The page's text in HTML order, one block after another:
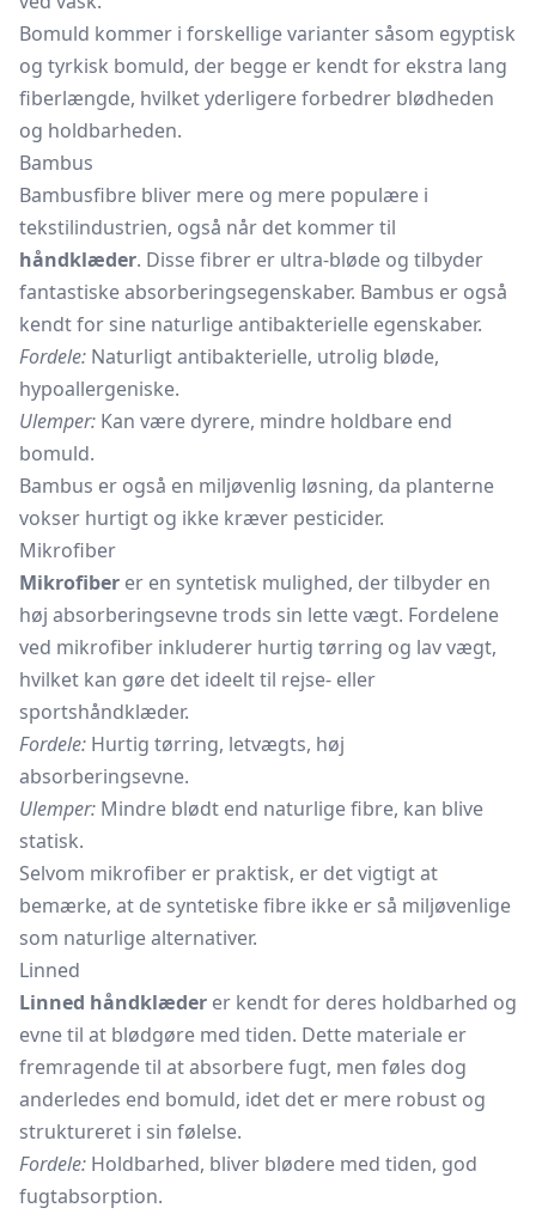
Bomuld kommer i forskellige varianter såsom egyptisk
og tyrkisk bomuld, der begge er kendt for ekstra lang
fiberlængde, hvilket yderligere forbedrer blødheden
og holdbarheden.
Bambus
Bambusfibre bliver mere og mere populære i
tekstilindustrien, også når det kommer til
håndklæder. Disse fibrer er ultra-bløde og tilbyder
fantastiske absorberingsegenskaber. Bambus er også
kendt for sine naturlige antibakterielle egenskaber.
Fordele: Naturligt antibakterielle, utrolig bløde,
hypoallergeniske.
Ulemper: Kan være dyrere, mindre holdbare end
bomuld.
Bambus er også en miljøvenlig løsning, da planterne
vokser hurtigt og ikke kræver pesticider.
Mikrofiber
Mikrofiber er en syntetisk mulighed, der tilbyder en
høj absorberingsevne trods sin lette vægt. Fordelene
ved mikrofiber inkluderer hurtig tørring og lav vægt,
hvilket kan gøre det ideelt til rejse- eller
sportshåndklæder.
Fordele: Hurtig tørring, letvægts, høj
absorberingsevne.
Ulemper: Mindre blødt end naturlige fibre, kan blive
statisk.
Selvom mikrofiber er praktisk, er det vigtigt at
bemærke, at de syntetiske fibre ikke er så miljøvenlige
som naturlige alternativer.
Linned
Linned håndklæder er kendt for deres holdbarhed og
evne til at blødgøre med tiden. Dette materiale er
fremragende til at absorbere fugt, men føles dog
anderledes end bomuld, idet det er mere robust og
struktureret i sin følelse.
Fordele: Holdbarhed, bliver blødere med tiden, god
fugtabsorption.